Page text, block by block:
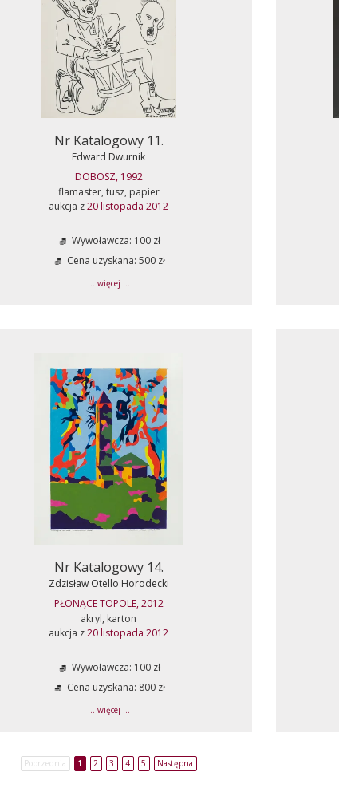
Nr Katalogowy 11.
Edward Dwurnik
DOBOSZ, 1992
flamaster, tusz, papier
aukcja z20 listopada 2012
Wywoławcza: 100 zł
Cena uzyskana: 500 zł
... więcej ...
Nr Katalogowy 14.
Zdzisław Otello Horodecki
PŁONĄCE TOPOLE, 2012
akryl, karton
aukcja z20 listopada 2012
Wywoławcza: 100 zł
Cena uzyskana: 800 zł
... więcej ...
Poprzednia 1 2 3 4 5 Następna